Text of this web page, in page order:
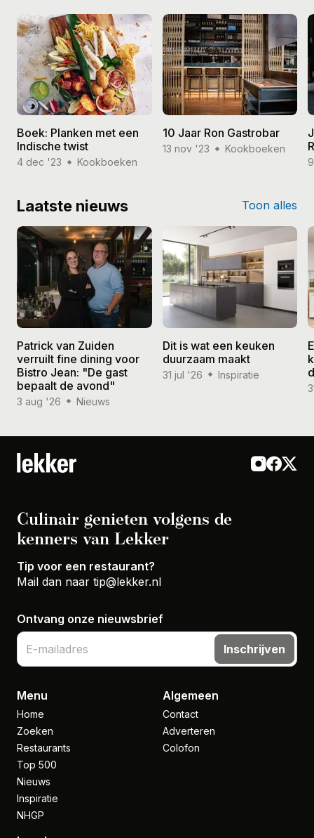
Boek: Planken met een
Indische twist
4 dec '23 Kookboeken
10 Jaar Ron Gastrobar
13 nov '23 Kookboeken
Laatste nieuws Toon alles
Patrick van Zuiden
verruilt fine dining voor
Bistro Jean: "De gast
bepaalt de avond"
3 aug '26 Nieuws
Dit is wat een keuken
duurzaam maakt
31 jul '26 Inspiratie
Culinair genieten volgens de
kenners van Lekker
Tip voor een restaurant?
Mail dan naar tip@lekker.nl
Ontvang onze nieuwsbrief
Inschrijven
Menu
Home
Zoeken
Restaurants
Top 500
Nieuws
Inspiratie
NHGP
Algemeen
Contact
Adverteren
Colofon